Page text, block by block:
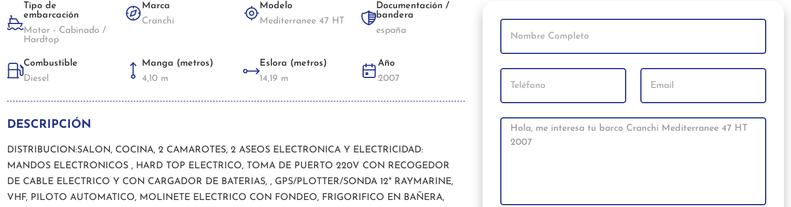
Tipo de
embarcación
Motor - Cabinado /
Hardtop
Marca
Cranchi
Modelo
Mediterranee 47 HT
Documentación /
bandera
españa
Combustible
Diesel
Manga (metros)
4,10 m
Eslora (metros)
14,19 m
Año
2007
DESCRIPCIÓN
DISTRIBUCION:SALON, COCINA, 2 CAMAROTES, 2 ASEOS ELECTRONICA Y ELECTRICIDAD:
MANDOS ELECTRONICOS , HARD TOP ELECTRICO, TOMA DE PUERTO 220V CON RECOGEDOR
DE CABLE ELECTRICO Y CON CARGADOR DE BATERIAS, , GPS/PLOTTER/SONDA 12" RAYMARINE,
VHF, PILOTO AUTOMATICO, MOLINETE ELECTRICO CON FONDEO, FRIGORIFICO EN BAÑERA,